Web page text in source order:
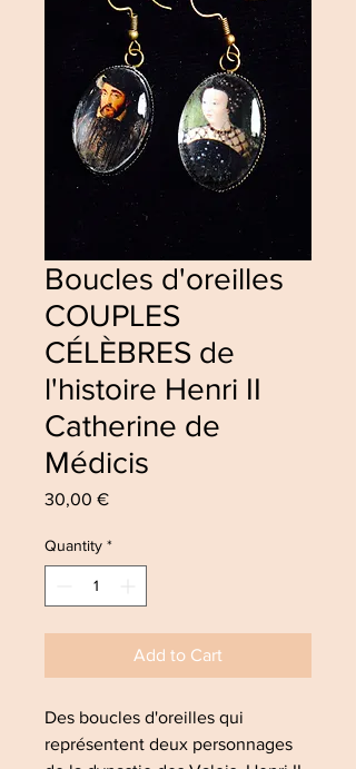
Boucles d'oreilles
COUPLES
CÉLÈBRES de
l'histoire Henri II
Catherine de
Médicis
30,00 €Price
Quantity *
Add to Cart
Des boucles d'oreilles qui
représentent deux personnages